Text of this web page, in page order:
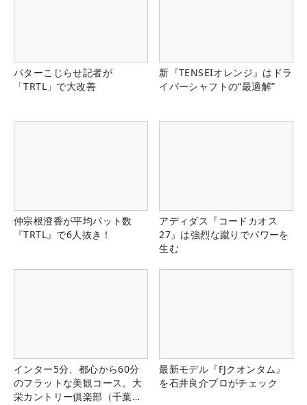
パターこじらせ記者が
「TRTL」で大改善
新『TENSEIオレンジ』はドラ
イバーシャフトの“最適解”
仲宗根澄香が平均パット数
『TRTL』で6人抜き！
アディダス『コードカオス
27』は強烈な蹴りでパワーを
生む
インター5分、都心から60分
のフラットな美観コース。大
栄カントリー俱楽部（千葉
最新モデル『FJクオンタム』
を石井良介プロがチェック